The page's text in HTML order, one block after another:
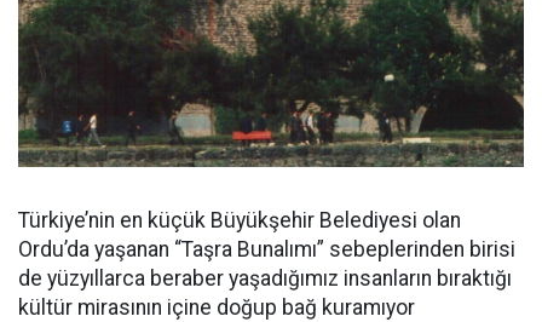
Türkiye’nin en küçük Büyükşehir Belediyesi olan
Ordu’da yaşanan “Taşra Bunalımı” sebeplerinden birisi
de yüzyıllarca beraber yaşadığımız insanların bıraktığı
kültür mirasının içine doğup bağ kuramıyor